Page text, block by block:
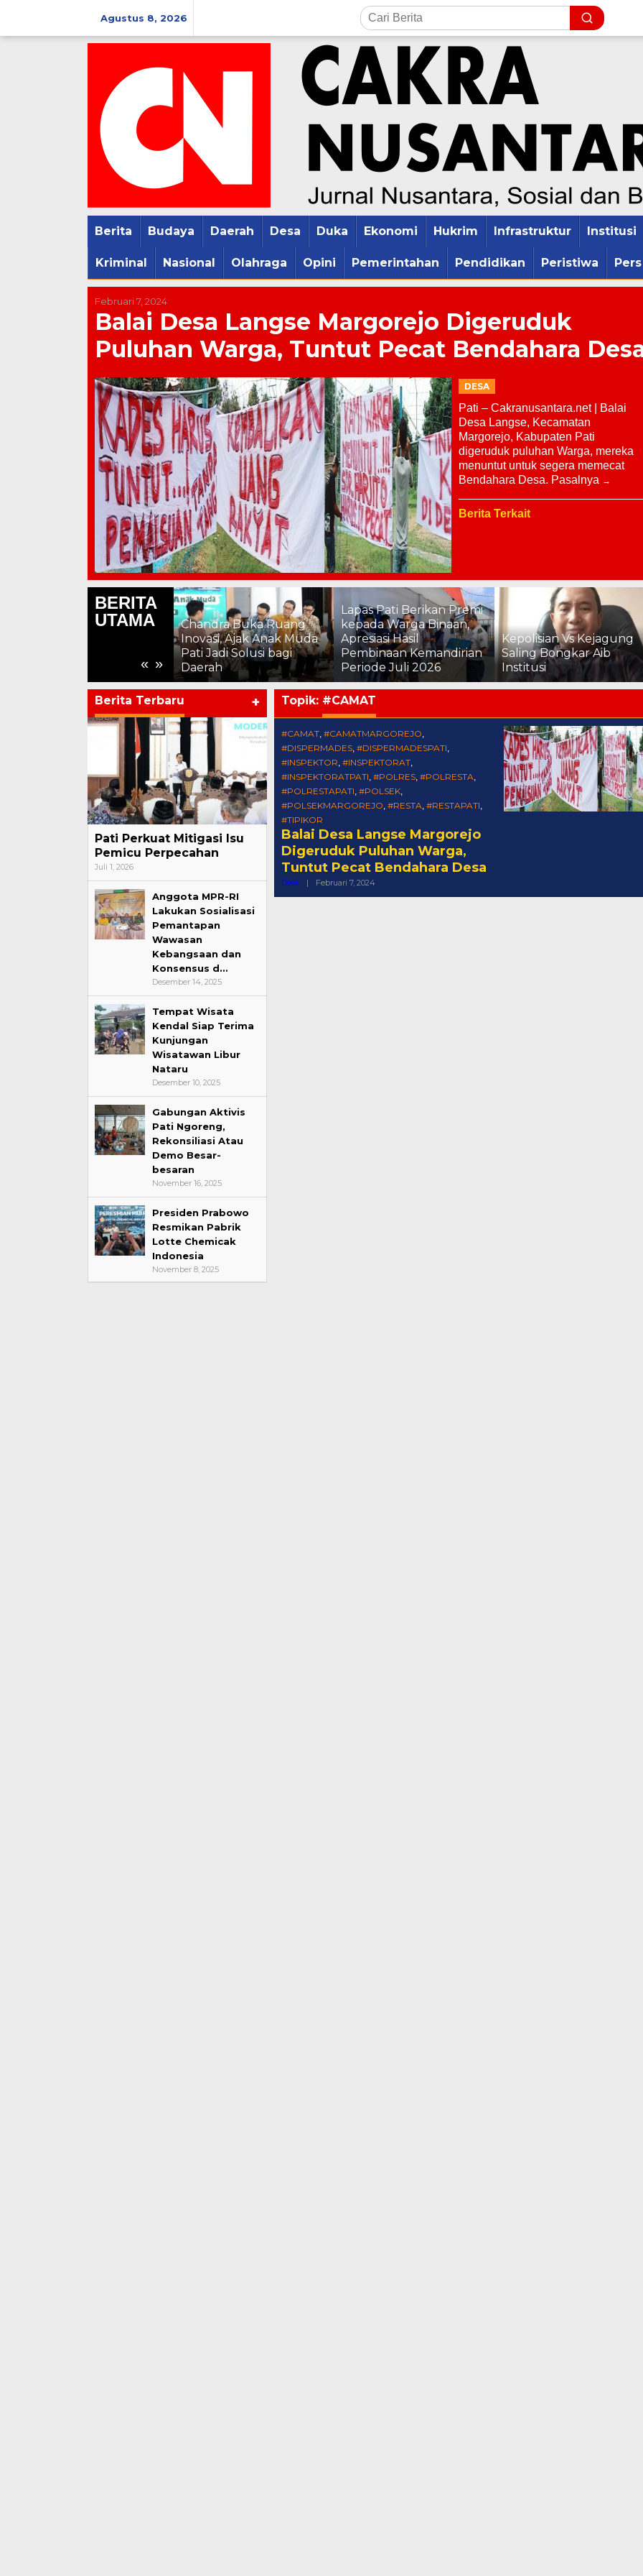
konten
Agustus 8, 2026
Berita Budaya Daerah Desa Duka Ekonomi Hukrim Infrastruktur Institusi
Kriminal Nasional Olahraga Opini Pemerintahan Pendidikan Peristiwa Pers
Februari 7, 2024
Balai Desa Langse Margorejo Digeruduk
Puluhan Warga, Tuntut Pecat Bendahara
DESA
Pati – Cakranusantara.net | Balai
Desa Langse, Kecamatan
Margorejo, Kabupaten Pati
digeruduk puluhan Warga, mereka
menuntut untuk segera memecat
Bendahara Desa. Pasalnya
Berita Terkait
BERITA
UTAMA
« »
Chandra Buka Ruang
Inovasi, Ajak Anak Muda
Pati Jadi Solusi bagi
Daerah
Lapas Pati Berikan Premi
kepada Warga Binaan,
Apresiasi Hasil
Pembinaan Kemandirian
Periode Juli 2026
Kepolisian Vs Kejagung
Saling Bongkar Aib
Institusi
Polri vs
Penegak
Bongkar,
Berita Terbaru +
Pati Perkuat Mitigasi Isu
Pemicu Perpecahan
Juli 1, 2026
Anggota MPR-RI
Lakukan Sosialisasi
Pemantapan
Wawasan
Kebangsaan dan
Konsensus d…
Desember 14, 2025
Tempat Wisata
Kendal Siap Terima
Kunjungan
Wisatawan Libur
Nataru
Desember 10, 2025
Gabungan Aktivis
Pati Ngoreng,
Rekonsiliasi Atau
Demo Besar-
besaran
November 16, 2025
Presiden Prabowo
Resmikan Pabrik
Lotte Chemicak
Indonesia
November 8, 2025
Topik: #CAMAT
#CAMAT, #CAMATMARGOREJO,
#DISPERMADES, #DISPERMADESPATI,
#INSPEKTOR, #INSPEKTORAT,
#INSPEKTORATPATI, #POLRES, #POLRESTA,
#POLRESTAPATI, #POLSEK,
#POLSEKMARGOREJO, #RESTA, #RESTAPATI,
#TIPIKOR
Balai Desa Langse Margorejo
Digeruduk Puluhan Warga,
Tuntut Pecat Bendahara Desa
Desa | Februari 7, 2024Oleh